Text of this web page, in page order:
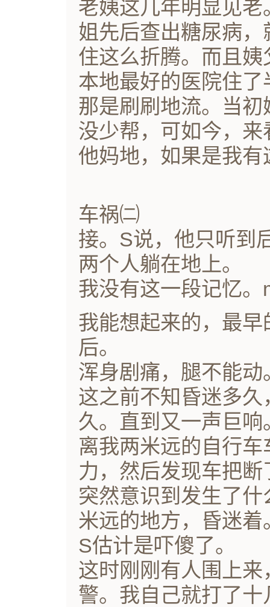
老姨这几年明显见
姐先后查出糖尿病
住这么折腾。而且
本地最好的医院住
那是刷刷地流。当
没少帮，可如今，
他妈地，如果是我
车祸㈡
接。S说，他只听到
两个人躺在地上。
我没有这一段记忆。
我能想起来的，最
后。
浑身剧痛，腿不能动
这之前不知昏迷多
久。直到又一声巨响
离我两米远的自行
力，然后发现车把
突然意识到发生了
米远的地方，昏迷着
S估计是吓傻了。
这时刚刚有人围上
警。我自己就打了